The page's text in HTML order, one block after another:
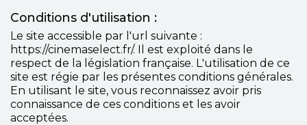
Conditions d'utilisation :
Le site accessible par l'url suivante :
https://cinemaselect.fr/. Il est exploité dans le
respect de la législation française. L'utilisation de ce
site est régie par les présentes conditions générales.
En utilisant le site, vous reconnaissez avoir pris
connaissance de ces conditions et les avoir
acceptées.